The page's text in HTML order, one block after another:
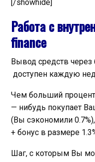
[/showhide]
Работа с
finance
Вывод средств через
доступен каждую
Чем больший процент
— нибудь покупает
(Вы сэкономили 0.7%),
+ бонус в размере 1.3
Шаг, с которым Вы